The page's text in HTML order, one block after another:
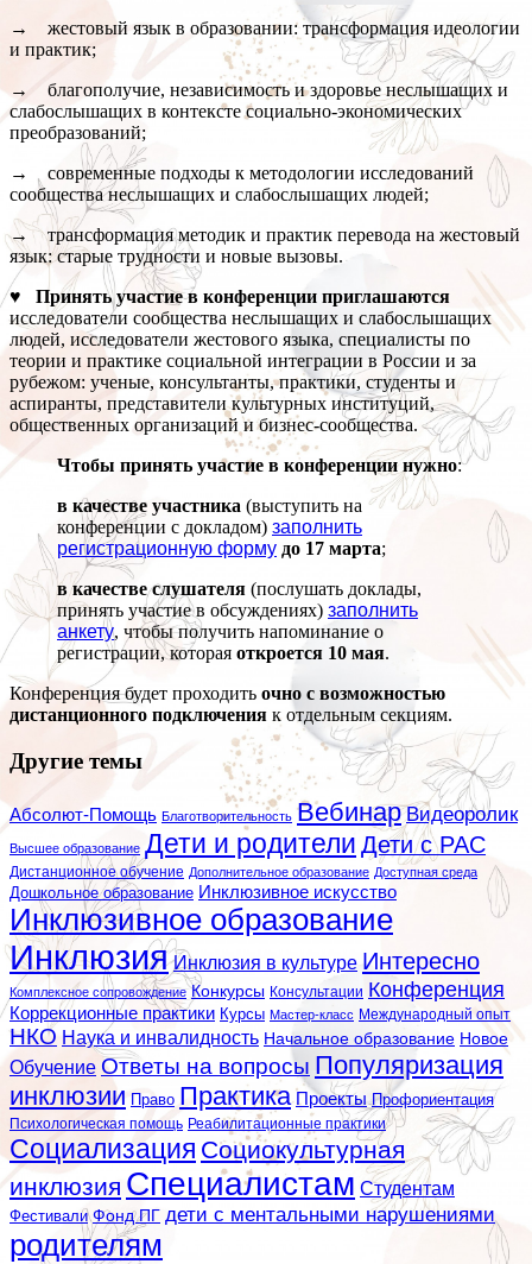
→ жестовый язык в образовании: трансформация идеологии
и практик;
→ благополучие, независимость и здоровье неслышащих и
слабослышащих в контексте социально-экономических
преобразований;
→ современные подходы к методологии исследований
сообщества неслышащих и слабослышащих людей;
→ трансформация методик и практик перевода на жестовый
язык: старые трудности и новые вызовы.
♥ Принять участие в конференции приглашаются
исследователи сообщества неслышащих и слабослышащих
людей, исследователи жестового языка, специалисты по
теории и практике социальной интеграции в России и за
рубежом: ученые, консультанты, практики, студенты и
аспиранты, представители культурных институций,
общественных организаций и бизнес-сообщества.
Чтобы принять участие в конференции нужно:
в качестве участника (выступить на
конференции с докладом) заполнить
регистрационную форму до 17 марта;
в качестве слушателя (послушать доклады,
принять участие в обсуждениях) заполнить
анкету, чтобы получить напоминание о
регистрации, которая откроется 10 мая.
Конференция будет проходить очно с возможностью
дистанционного подключения к отдельным секциям.
Другие темы
Абсолют-Помощь Благотворительность Вебинар Видеоролик
Высшее образование Дети и родители Дети с РАС
Дистанционное обучение Дополнительное образование Доступная среда
Дошкольное образование Инклюзивное искусство
Инклюзивное образование
Инклюзия Инклюзия в культуре Интересно
Комплексное сопровождение Конкурсы Консультации Конференция
Коррекционные практики Курсы Мастер-класс Международный опыт
НКО Наука и инвалидность Начальное образование Новое
Обучение Ответы на вопросы Популяризация
инклюзии Право Практика Проекты Профориентация
Психологическая помощь Реабилитационные практики
Социализация Социокультурная
инклюзия Специалистам Студентам
Фестивали Фонд ПГ дети с ментальными нарушениями
родителям